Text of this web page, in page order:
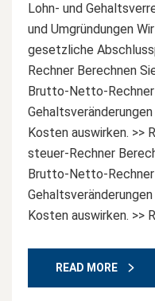
Lohn- und
und Umgründungen
gesetzliche
Rechner Berechnen
Brutto-Netto-Rechner
Kosten auswirken. >>
steuer-Rechner
Brutto-Netto-Rechner
Kosten auswirken. >>
READ MORE